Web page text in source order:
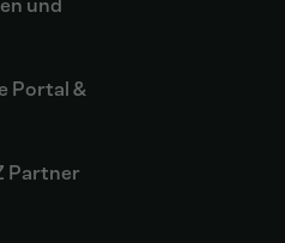
und
Portal &
Partner